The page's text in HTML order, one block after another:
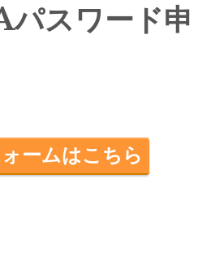
スワード申
ームはこちら